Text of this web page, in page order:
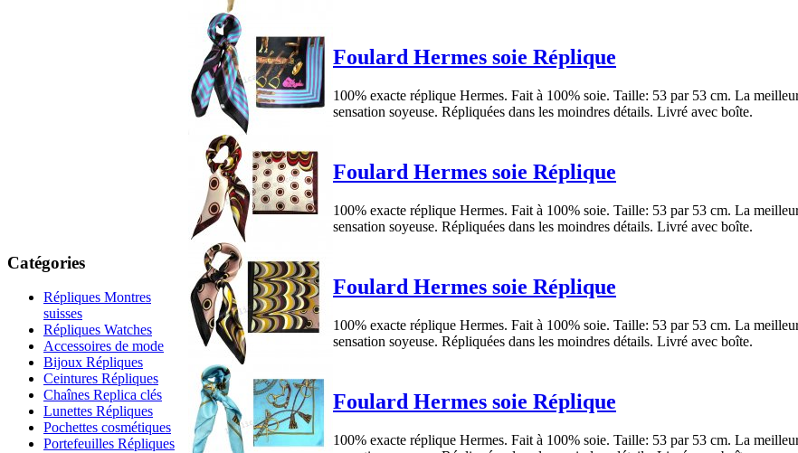
Catégories
Répliques Montres
suisses
Répliques Watches
Accessoires de mode
Bijoux Répliques
Ceintures Répliques
Chaînes Replica clés
Lunettes Répliques
Pochettes cosmétiques
Portefeuilles Répliques
Foulard Hermes soie Réplique
100% exacte réplique Hermes. Fait à 100% soie. Taille: 53 par 53 cm. La
sensation soyeuse. Répliquées dans les moindres détails. Livré avec boîte.
Foulard Hermes soie Réplique
100% exacte réplique Hermes. Fait à 100% soie. Taille: 53 par 53 cm. La
sensation soyeuse. Répliquées dans les moindres détails. Livré avec boîte.
Foulard Hermes soie Réplique
100% exacte réplique Hermes. Fait à 100% soie. Taille: 53 par 53 cm. La
sensation soyeuse. Répliquées dans les moindres détails. Livré avec boîte.
Foulard Hermes soie Réplique
100% exacte réplique Hermes. Fait à 100% soie. Taille: 53 par 53 cm. La